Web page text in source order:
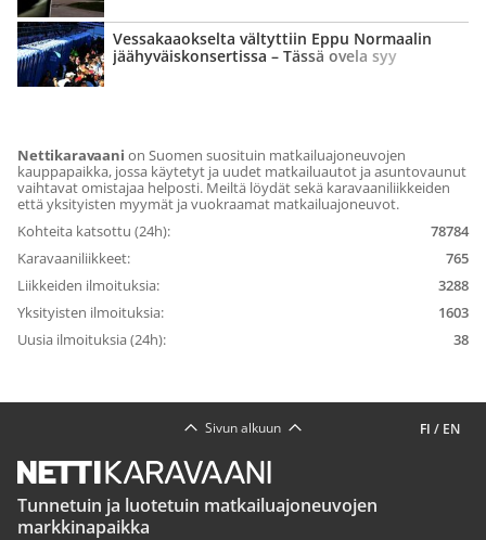
Vessa­kaaokselta vältyttiin Eppu Normaalin
jäähyväis­konsertissa – Tässä ovela syy
Nettikaravaani on Suomen suosituin matkailuajoneuvojen
kauppapaikka, jossa käytetyt ja uudet matkailuautot ja asuntovaunut
vaihtavat omistajaa helposti. Meiltä löydät sekä karavaaniliikkeiden
että yksityisten myymät ja vuokraamat matkailuajoneuvot.
Kohteita katsottu (24h):
78784
Karavaaniliikkeet:
765
Liikkeiden ilmoituksia:
3288
Yksityisten ilmoituksia:
1603
Uusia ilmoituksia (24h):
38
FI / EN
Sivun alkuun
Tunnetuin ja luotetuin matkailuajoneuvojen
markkinapaikka